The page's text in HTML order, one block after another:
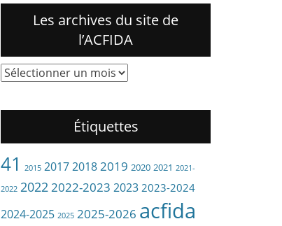
Les archives du site de
l’ACFIDA
Les
l’ACFIDA
Étiquettes
41 2015 201720182019 2020 2021 2021-
2022 20222022-2023 2023 2023-2024
2024-2025 2025 2025-2026 acfida